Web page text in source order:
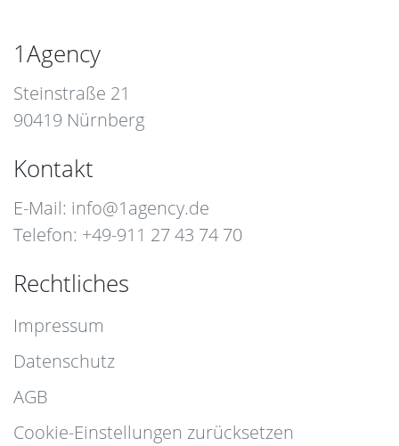
1Agency
Steinstraße 21
90419 Nürnberg
Kontakt
E-Mail: info@1agency.de
Telefon: +49-911 27 43 74 70
Rechtliches
Impressum
Datenschutz
AGB
Cookie-Einstellungen zurücksetzen